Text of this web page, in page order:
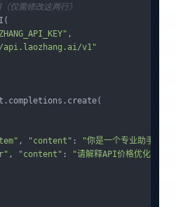
需修改这两行）
,
v1"
, "content" : "你是一个专业助手。"
, "content" :
"请解释API价格优化的重